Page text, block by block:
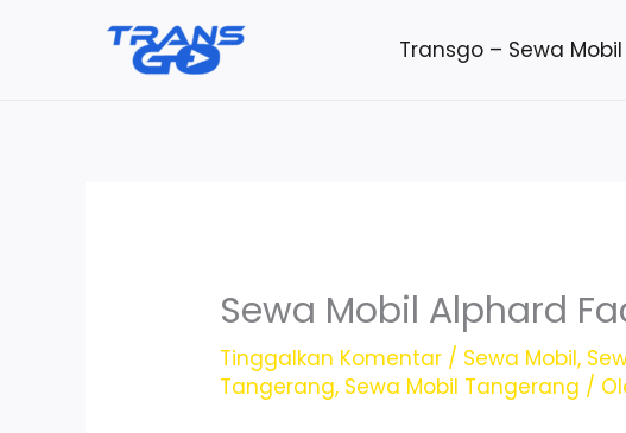
Transgo – Sewa
Sewa Mobil Alphard
Tinggalkan Komentar / Sewa Mobil,
Tangerang, Sewa Mobil Tangerang /